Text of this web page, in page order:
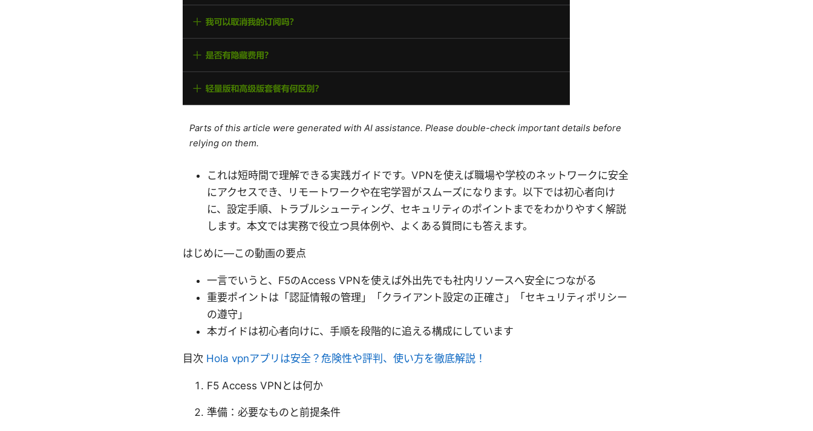
Parts of this article were generated with AI assistance. Please double-check important details before
relying on them.
これは短時間で理解できる実践ガイドです。VPNを使えば職場や学校のネットワークに安全
にアクセスでき、リモートワークや在宅学習がスムーズになります。以下では初心者向け
に、設定手順、トラブルシューティング、セキュリティのポイントまでをわかりやすく解説
します。本文では実務で役立つ具体例や、よくある質問にも答えます。
はじめに—この動画の要点
一言でいうと、F5のAccess VPNを使えば外出先でも社内リソースへ安全につながる
重要ポイントは「認証情報の管理」「クライアント設定の正確さ」「セキュリティポリシー
の遵守」
本ガイドは初心者向けに、手順を段階的に追える構成にしています
目次 Hola vpnアプリは安全？危険性や評判、使い方を徹底解説！
F5 Access VPNとは何か
準備：必要なものと前提条件